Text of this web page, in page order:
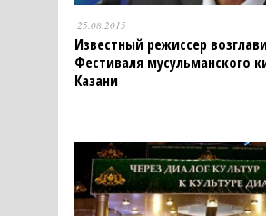
25.08.2015
Известный режиссер
Фестиваля мусульманского
Казани